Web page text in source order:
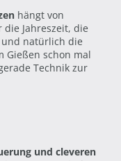
hängt von
Jahreszeit, die
natürlich die
Gießen schon mal
Technik zur
und cleveren